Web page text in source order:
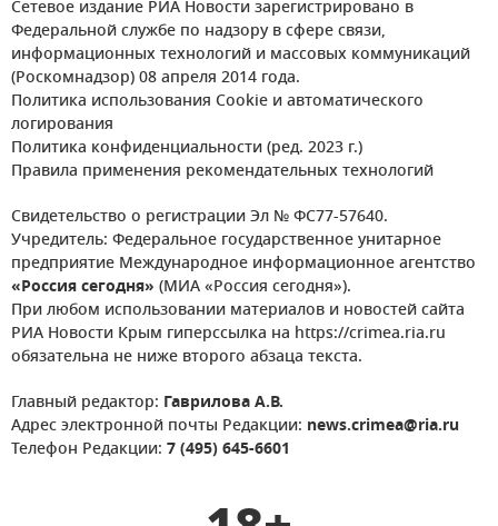
Сетевое издание РИА Новости зарегистрировано в
Федеральной службе по надзору в сфере связи,
информационных технологий и массовых коммуникаций
(Роскомнадзор) 08 апреля 2014 года.
Политика использования Cookie и автоматического
логирования
Политика конфиденциальности (ред. 2023 г.)
Правила применения рекомендательных технологий
Свидетельство о регистрации Эл № ФС77-57640.
Учредитель: Федеральное государственное унитарное
предприятие Международное информационное агентство
«Россия сегодня» (МИА «Россия сегодня»).
При любом использовании материалов и новостей сайта
РИА Новости Крым гиперссылка на https://crimea.ria.ru
обязательна не ниже второго абзаца текста.
Главный редактор: Гаврилова А.В.
Адрес электронной почты Редакции: news.crimea@ria.ru
Телефон Редакции: 7 (495) 645-6601